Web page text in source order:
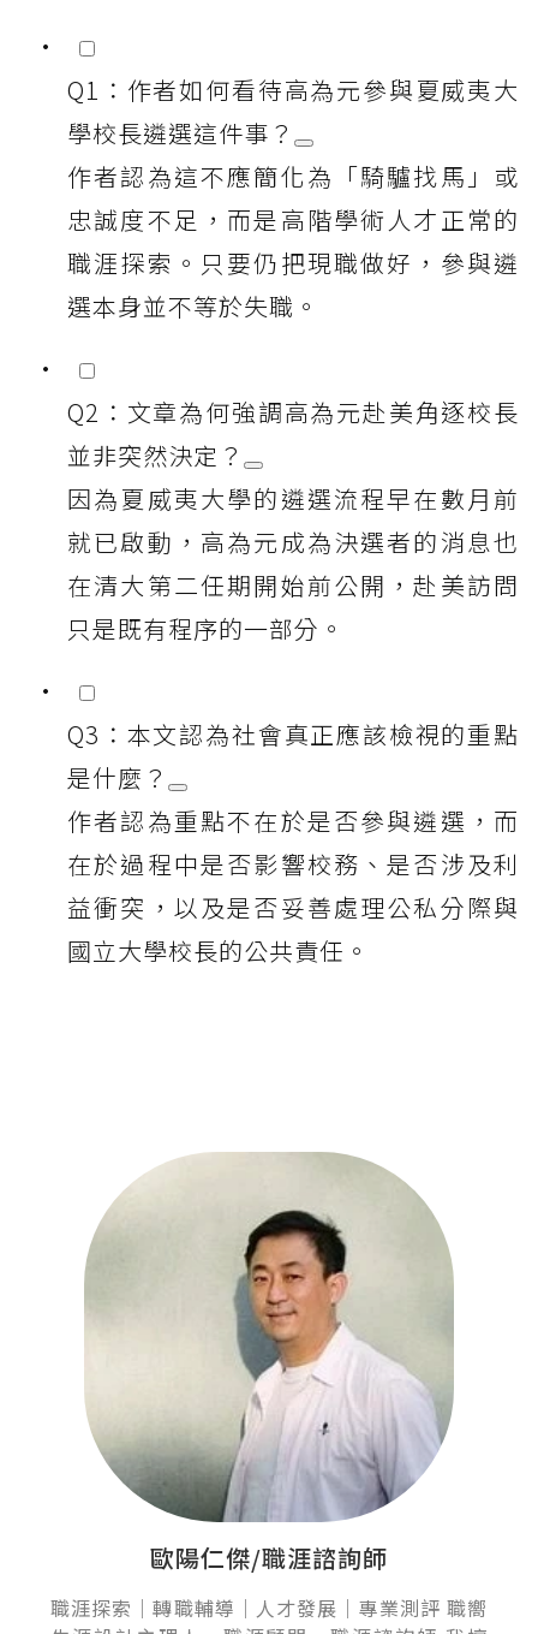
Q1：作者如何看待高為元參與夏威夷大
學校長遴選這件事？
作者認為這不應簡化為「騎驢找馬」或
忠誠度不足，而是高階學術人才正常的
職涯探索。只要仍把現職做好，參與遴
選本身並不等於失職。
Q2：文章為何強調高為元赴美角逐校長
並非突然決定？
因為夏威夷大學的遴選流程早在數月前
就已啟動，高為元成為決選者的消息也
在清大第二任期開始前公開，赴美訪問
只是既有程序的一部分。
Q3：本文認為社會真正應該檢視的重點
是什麼？
作者認為重點不在於是否參與遴選，而
在於過程中是否影響校務、是否涉及利
益衝突，以及是否妥善處理公私分際與
國立大學校長的公共責任。
歐陽仁傑/職涯諮詢師
職涯探索｜轉職輔導｜人才發展｜專業測評 職嚮